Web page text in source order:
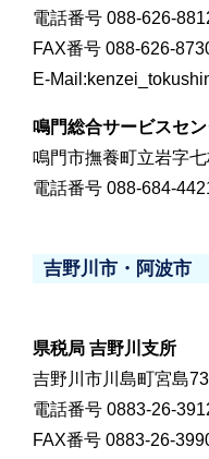
電話番号 088-626-
FAX番号 088-626-
E-
鳴門総合サービスセ
鳴門市撫養町立岩字
電話番号 088-684-
吉野川市・阿波市
県税局 吉野川支所
吉野川市川島町宮島
電話番号 0883-26-
FAX番号 0883-26-